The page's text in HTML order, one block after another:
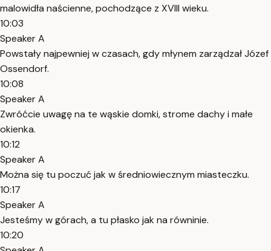
malowidła naścienne, pochodzące z XVIII wieku.
10:03
Speaker A
Powstały najpewniej w czasach, gdy młynem zarządzał Józef
Ossendorf.
10:08
Speaker A
Zwróćcie uwagę na te wąskie domki, strome dachy i małe
okienka.
10:12
Speaker A
Można się tu poczuć jak w średniowiecznym miasteczku.
10:17
Speaker A
Jesteśmy w górach, a tu płasko jak na równinie.
10:20